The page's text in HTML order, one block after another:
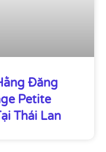
Đăng
Petite
Thái Lan